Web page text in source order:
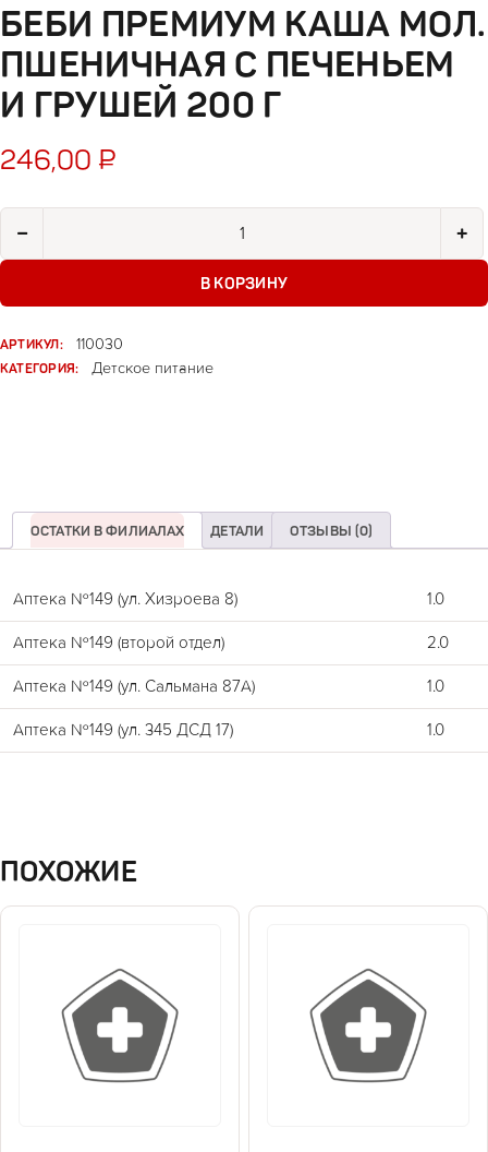
БЕБИ ПРЕМИУМ КАША МОЛ.
ПШЕНИЧНАЯ С ПЕЧЕНЬЕМ
И ГРУШЕЙ 200 Г
246,00 ₽
− +
В КОРЗИНУ
АРТИКУЛ:
110030
КАТЕГОРИЯ:
Детское питание
ОСТАТКИ В ФИЛИАЛАХ ДЕТАЛИ ОТЗЫВЫ (0)
Аптека №149 (ул. Хизроева 8) 1.0
Аптека №149 (второй отдел) 2.0
Аптека №149 (ул. Сальмана 87А) 1.0
Аптека №149 (ул. 345 ДСД 17) 1.0
ПОХОЖИЕ